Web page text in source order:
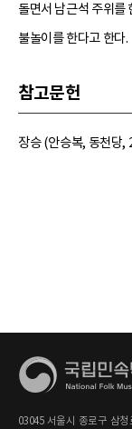
돌면서 남근석 주위를
불놀이를 한다고 한다.
참고문헌
장승 (안승복, 동천당,
03045 서울시 종로구 삼청